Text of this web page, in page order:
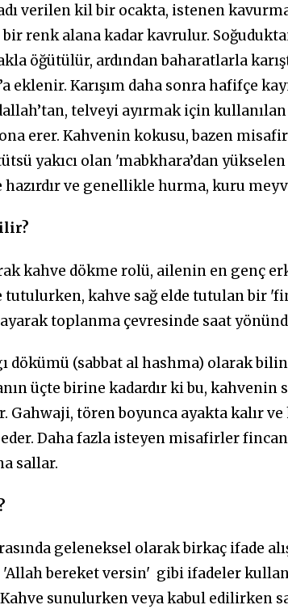
verilen kil bir ocakta, istenen
bir renk alana kadar kavrulur.
öğütülür, ardından baharatlarla
eklenir. Karışım daha sonra hafifçe
telveyi ayırmak için
erer. Kahvenin kokusu, bazen
yakıcı olan 'mabkhara’dan
hazırdır ve genellikle hurma, kuru
kahve dökme rolü, ailenin en genç
tutulurken, kahve sağ elde tutulan bir
toplanma çevresinde saat
dökümü (sabbat al hashma) olarak
üçte birine kadardır ki bu, kahvenin
Gahwaji, tören boyunca ayakta kalır
Daha fazla isteyen misafirler
sallar.
geleneksel olarak birkaç ifade
bereket versin' gibi ifadeler
sunulurken veya kabul edilirken